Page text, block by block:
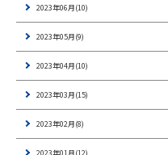
2023年06月(10)
2023年05月(9)
2023年04月(10)
2023年03月(15)
2023年02月(8)
2023年01月(12)